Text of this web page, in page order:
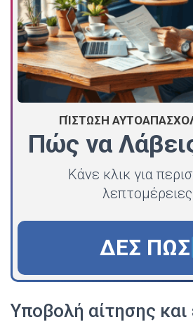
ΠΊΣΤΩΣΗ
Πώς να
Κάνε κλικ για
λεπτομέρειες
ΔΕΣ ΠΩΣ
Υποβολή αίτησης και